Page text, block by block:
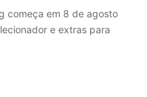
começa em 8 de agosto
e extras para